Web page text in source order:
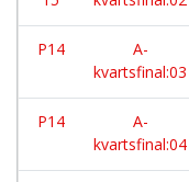
P14
A-
kvartsfinal:03
P14
A-
kvartsfinal:04